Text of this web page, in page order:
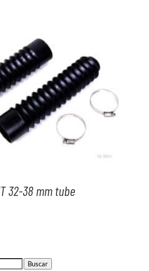
32-38 mm tube
Buscar